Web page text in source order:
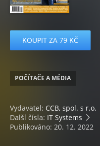
KOUPIT ZA 79 KČ
POČÍTAČE A MÉDIA
Vydavatel: CCB, spol. s r.o.
Další čísla: IT Systems
Publikováno: 20. 12. 2022